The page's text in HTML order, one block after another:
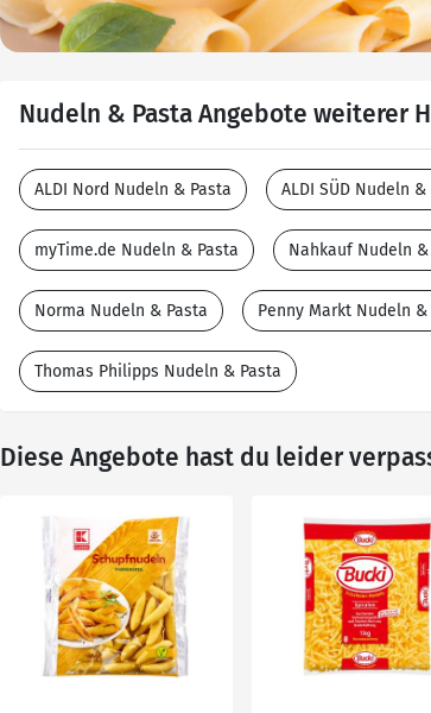
Nudeln & Pasta Angebote weiterer
ALDI Nord Nudeln & Pasta ALDI SÜD Nudeln &
myTime.de Nudeln & Pasta Nahkauf Nudeln &
Norma Nudeln & Pasta Penny Markt Nudeln &
Thomas Philipps Nudeln & Pasta
Diese Angebote hast du leider